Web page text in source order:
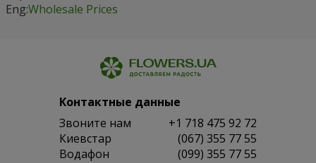
Eng:Wholesale Prices
Контактные данные
Звоните нам
+1 718 475 92 72
Киевстар
(067) 355 77 55
Водафон
(099) 355 77 55